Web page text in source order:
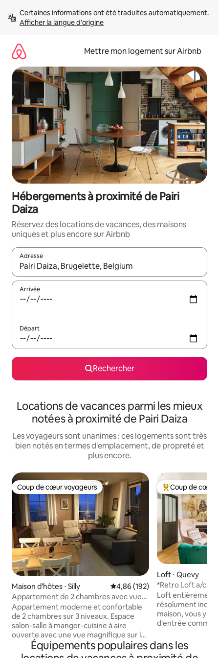
directement
Afficher la langue d'origine
Mettre mon logement sur Airbnb
Hébergements à proximité de Pairi
Daiza
Réservez des locations de vacances, des maisons
uniques et plus encore sur Airbnb
Adresse
Lorsque les résultats s'affichent, utilisez les flèches vers le
Arrivée
Départ
Rechercher
Locations de vacances parmi les mieux
notées à proximité de Pairi Daiza
Les voyageurs sont unanimes : ces logements sont très
bien notés en termes d'emplacement, de propreté et
plus encore.
Coup de cœur voyageurs
Coup de cœur voyageurs
Maison d'hôtes ⋅ Silly Évaluation moyenne sur la
4,86 (192)
Appartement de 2 chambres avec vue
sur la ferme et jardin
Appartement moderne et confortable
de 2 chambres sur 3 niveaux. Espace
salon-salle à manger-cuisine à aire
ouverte avec une vue magnifique sur les
terres agricoles. La chambre inférieure
s'ouvre sur une terrasse privée, un
Coups de cœur
Coup de cœur
Loft ⋅ Quevy
*Retro Loft a/c
en option
Loft entièrement
résolument
maison, vous y accédez par le couloir
d'entrée
logement
très grande
Équipements populaires dans les